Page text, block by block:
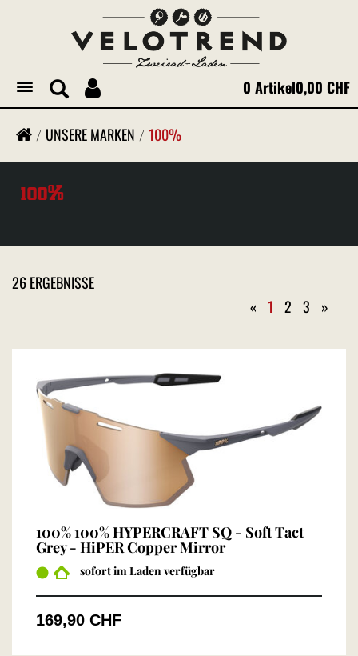
Toggle
navigation
0 Artikel0,00 CHF
100%
UNSERE MARKEN 100%
26 ERGEBNISSE
« 1 2 3 »
100% 100% HYPERCRAFT SQ - Soft Tact
Grey - HiPER Copper Mirror
sofort im Laden verfügbar
169,90 CHF